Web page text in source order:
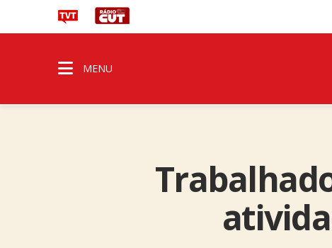
MENU